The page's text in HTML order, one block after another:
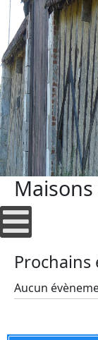
Maisons
Prochains
Aucun